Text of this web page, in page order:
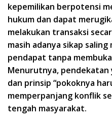
kepemilikan berpotensi
hukum dan dapat
melakukan transaksi
masih adanya sikap
pendapat tanpa
Menurutnya, pendekatan
dan prinsip “pokoknya
memperpanjang konflik
tengah masyarakat.